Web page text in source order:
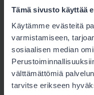
Tämä sivusto käyttää
Käytämme evästeitä
varmistamiseen,
sosiaalisen median
välttämättömiä
tarvitse erikseen
Pääkkönen &
Koulukatu 11, 88900